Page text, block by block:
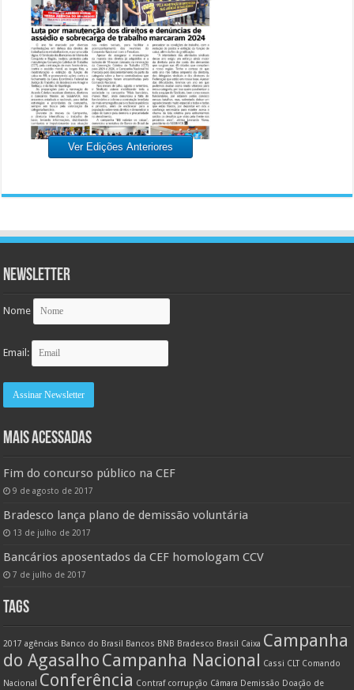
Ver Edições Anteriores
Newsletter
Nome
Email:
MAIS ACESSADAS
Fim do concurso público na CEF
9 de agosto de 2017
Bradesco lança plano de demissão voluntária
13 de julho de 2017
Bancários aposentados da CEF homologam CCV
7 de julho de 2017
TAGS
2017 agências Banco do Brasil Bancos BNB Bradesco Brasil Caixa Campanha
do Agasalho Campanha Nacional Cassi CLT Comando
Nacional Conferência Contraf corrupção Câmara Demissão Doação de